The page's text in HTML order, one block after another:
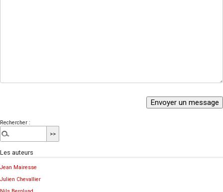
Rechercher :
Les auteurs
Jean Mairesse
Julien Chevallier